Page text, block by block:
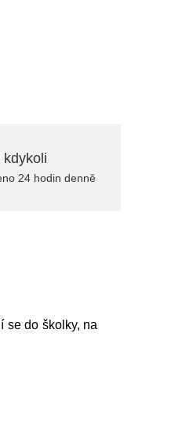
kdykoli
24 hodin denně
se do školky, na